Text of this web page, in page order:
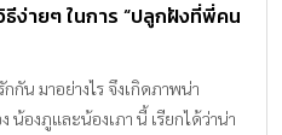
ง่ายๆ ในการ “ปลูกฝังที่พี่คน
น มาอย่างไร จึงเกิดภาพน่า
องภูและน้องเภา นี้ เรียกได้ว่าน่า